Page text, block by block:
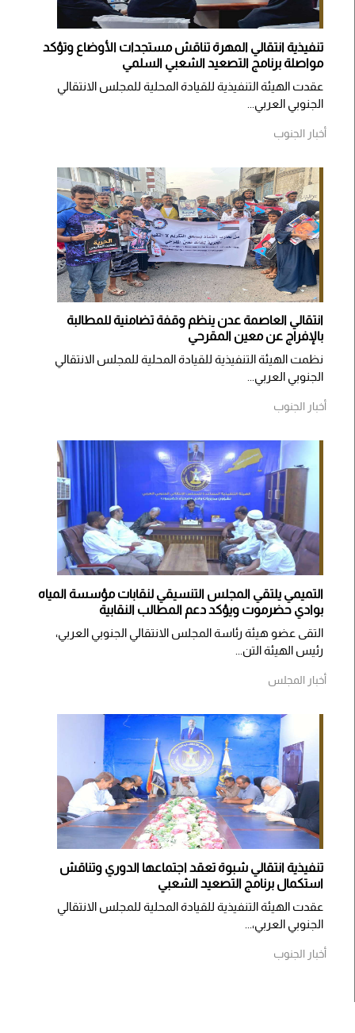
تنفيذية انتقالي المهرة تناقش مستجدات الأوضاع وتؤكد
مواصلة برنامج التصعيد الشعبي السلمي
عقدت الهيئة التنفيذية للقيادة المحلية للمجلس الانتقالي
الجنوبي العربي...
أخبار الجنوب
انتقالي العاصمة عدن ينظم وقفة تضامنية للمطالبة
بالإفراج عن معين المقرحي
نظمت الهيئة التنفيذية للقيادة المحلية للمجلس الانتقالي
الجنوبي العربي...
أخبار الجنوب
التميمي يلتقي المجلس التنسيقي لنقابات مؤسسة المياه
بوادي حضرموت ويؤكد دعم المطالب النقابية
التقى عضو هيئة رئاسة المجلس الانتقالي الجنوبي العربي،
رئيس الهيئة التن...
أخبار المجلس
تنفيذية انتقالي شبوة تعقد اجتماعها الدوري وتناقش
استكمال برنامج التصعيد الشعبي
عقدت الهيئة التنفيذية للقيادة المحلية للمجلس الانتقالي
الجنوبي العربي،...
أخبار الجنوب